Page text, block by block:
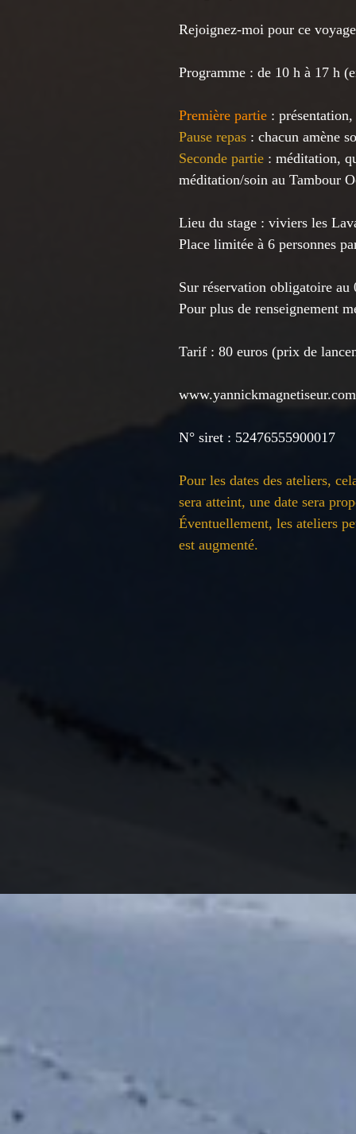
Rejoignez-moi pour ce
Programme : de 10 h à 17 h
Première partie :
Pause repas : chacun amène
Seconde partie : méditation,
méditation/soin au Tambour
Lieu du stage : viviers les
Place limitée à 6 personnes
Sur réservation obligatoire
Pour plus de renseignement
Tarif : 80 euros (prix de
www.yannickmagnetiseur.com
N° siret : 52476555900017
Pour les dates des ateliers,
sera atteint, une date sera
Éventuellement, les ateliers
est augmenté.